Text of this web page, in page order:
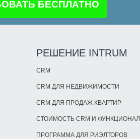
БЕСПЛАТНО
РЕШЕНИЕ INTRUM
CRM
CRM ДЛЯ НЕДВИЖИМОСТИ
CRM ДЛЯ ПРОДАЖ КВАРТИР
СТОИМОСТЬ CRM И ФУНКЦИОНАЛ
ПРОГРАММА ДЛЯ РИЭЛТОРОВ